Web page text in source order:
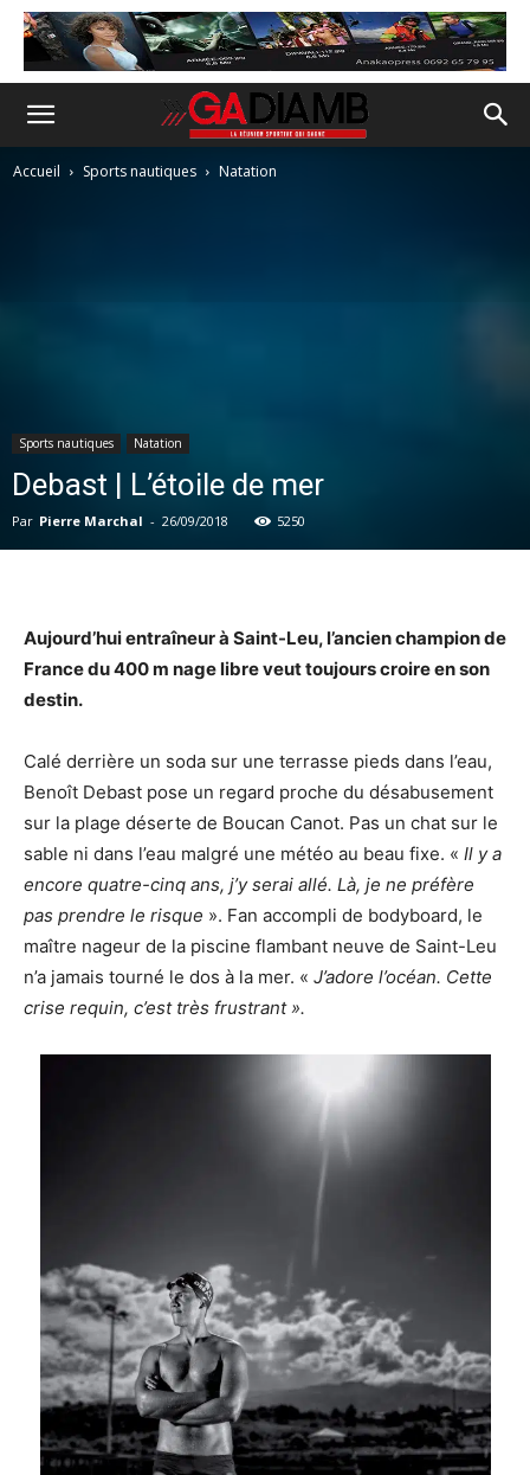
Accueil Sports nautiques Natation
Sports nautiques Natation
Debast | L’étoile de mer
Par Pierre Marchal - 26/09/2018 5250
Aujourd’hui entraîneur à Saint-Leu, l’ancien champion de
France du 400 m nage libre veut toujours croire en son
destin.
Calé derrière un soda sur une terrasse pieds dans l’eau,
Benoît Debast pose un regard proche du désabusement
sur la plage déserte de Boucan Canot. Pas un chat sur le
sable ni dans l’eau malgré une météo au beau fixe. « Il y a
encore quatre-cinq ans, j’y serai allé. Là, je ne préfère
pas prendre le risque ». Fan accompli de bodyboard, le
maître nageur de la piscine flambant neuve de Saint-Leu
n’a jamais tourné le dos à la mer. « J’adore l’océan. Cette
crise requin, c’est très frustrant ».